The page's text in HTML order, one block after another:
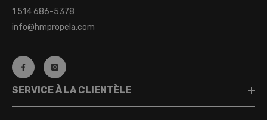
1 514 686-5378
info@hmpropela.com
SERVICE À LA CLIENTÈLE